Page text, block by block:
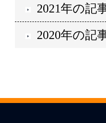
2021年の記
2020年の記